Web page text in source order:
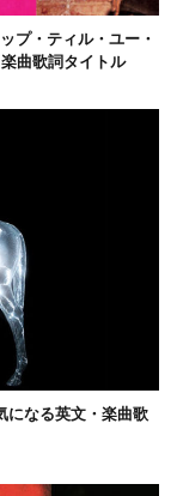
プ・ティル・ユー・
曲歌詞タイトル
なる英文・楽曲歌